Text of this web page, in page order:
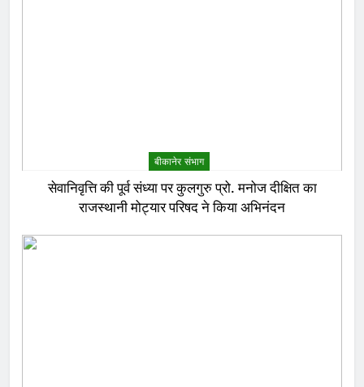
बीकानेर संभाग
सेवानिवृत्ति की पूर्व संध्या पर कुलगुरु प्रो. मनोज दीक्षित का
राजस्थानी मोट्यार परिषद ने किया अभिनंदन